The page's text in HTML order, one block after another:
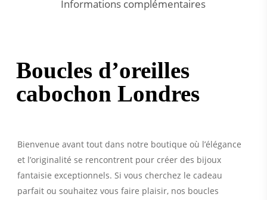
Informations complémentaires
Boucles d’oreilles
cabochon Londres
Bienvenue avant tout dans notre boutique où l’élégance
et l’originalité se rencontrent pour créer des bijoux
fantaisie exceptionnels. Si vous cherchez le cadeau
parfait ou souhaitez vous faire plaisir, nos boucles